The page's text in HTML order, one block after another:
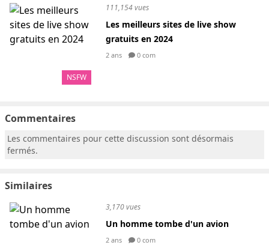
NSFW
111,154 vues
Les meilleurs sites de live show
gratuits en 2024
2 ans 0 com
Commentaires
Les commentaires pour cette discussion sont désormais
fermés.
Similaires
3,170 vues
Un homme tombe d'un avion
2 ans 0 com